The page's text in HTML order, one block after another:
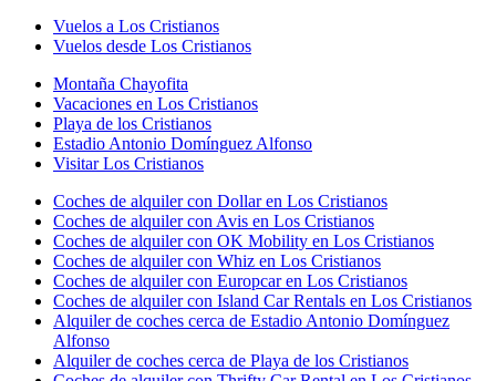
Vuelos a Los Cristianos
Vuelos desde Los Cristianos
Montaña Chayofita
Vacaciones en Los Cristianos
Playa de los Cristianos
Estadio Antonio Domínguez Alfonso
Visitar Los Cristianos
Coches de alquiler con Dollar en Los Cristianos
Coches de alquiler con Avis en Los Cristianos
Coches de alquiler con OK Mobility en Los Cristianos
Coches de alquiler con Whiz en Los Cristianos
Coches de alquiler con Europcar en Los Cristianos
Coches de alquiler con Island Car Rentals en Los Cristianos
Alquiler de coches cerca de Estadio Antonio Domínguez
Alfonso
Alquiler de coches cerca de Playa de los Cristianos